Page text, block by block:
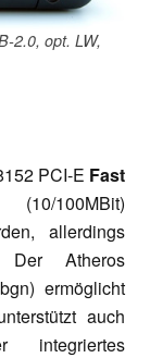
2.0, opt. LW,
PCI-E Fast
allerdings
Der Atheros
ermöglicht
auch
integriertes